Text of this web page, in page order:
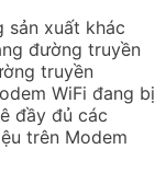
sản xuất khác
đường truyền
truyền
WiFi đang bị
đầy đủ các
trên Modem